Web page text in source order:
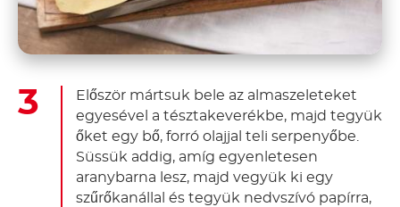
Először mártsuk bele az almaszeleteket
egyesével a tésztakeverékbe, majd tegyük
őket egy bő, forró olajjal teli serpenyőbe.
Süssük addig, amíg egyenletesen
aranybarna lesz, majd vegyük ki egy
szűrőkanállal és tegyük nedvszívó papírra,